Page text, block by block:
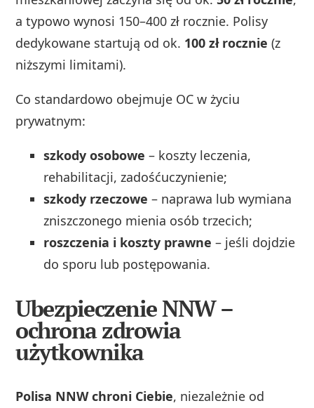
a typowo wynosi 150–400 zł rocznie. Polisy
dedykowane startują od ok. 100 zł rocznie (z
niższymi limitami).
Co standardowo obejmuje OC w życiu
prywatnym:
szkody osobowe – koszty leczenia,
rehabilitacji, zadośćuczynienie;
szkody rzeczowe – naprawa lub wymiana
zniszczonego mienia osób trzecich;
roszczenia i koszty prawne – jeśli dojdzie
do sporu lub postępowania.
Ubezpieczenie NNW –
ochrona zdrowia
użytkownika
Polisa NNW chroni Ciebie, niezależnie od